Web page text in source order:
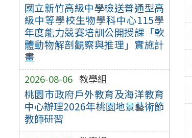
國立新竹高級中學檢送普通型高
級中等學校生物學科中心115學
年度能力競賽培訓公開授課「軟
體動物解剖觀察與推理」實施計
畫
2026-08-06 教學組
桃園市政府戶外教育及海洋教育
中心辦理2026年桃園地景藝術節
教師研習